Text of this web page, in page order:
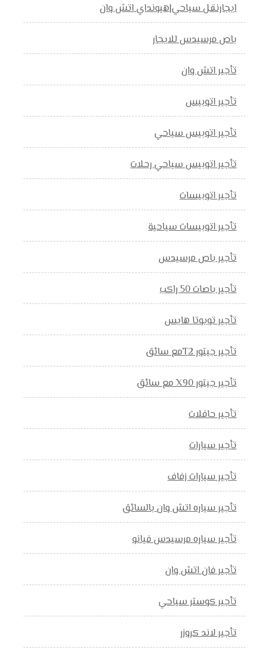
ايجارنقل سياحي|هيونداي اتش وان
باص مرسيدس للايجار
تأجير اتش وان
تأجير اتوبيس
تأجير اتوبيس سياحي
تأجير اتوبيس سياحي رحلات
تأجير اتوبيسات
تأجير اتوبيسات سياحية
تأجير باص مرسيدس
تأجير باصات 50 راكب
تأجير تويوتا هايس
تأجير جيتور T2مع سائق
تأجير جيتور X90 مع سائق
تأجير حافلات
تأجير سيارات
تأجير سيارات زفاف
تأجير سياره اتش وان بالسائق
تأجير سياره مرسيدس فيانو
تأجير فان اتش وان
تأجير كوستر سياحي
تأجير لاند كروزر